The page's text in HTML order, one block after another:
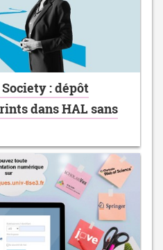
: dépôt
dans HAL sans